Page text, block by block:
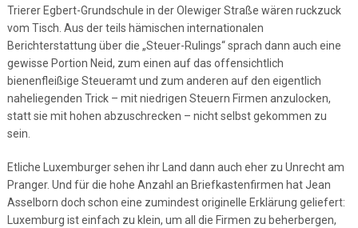
Trierer Egbert-Grundschule in der Olewiger Straße wären ruckzuck
vom Tisch. Aus der teils hämischen internationalen
Berichterstattung über die „Steuer-Rulings“ sprach dann auch eine
gewisse Portion Neid, zum einen auf das offensichtlich
bienenfleißige Steueramt und zum anderen auf den eigentlich
naheliegenden Trick – mit niedrigen Steuern Firmen anzulocken,
statt sie mit hohen abzuschrecken – nicht selbst gekommen zu
sein.
Etliche Luxemburger sehen ihr Land dann auch eher zu Unrecht am
Pranger. Und für die hohe Anzahl an Briefkastenfirmen hat Jean
Asselborn doch schon eine zumindest originelle Erklärung geliefert:
Luxemburg ist einfach zu klein, um all die Firmen zu beherbergen,